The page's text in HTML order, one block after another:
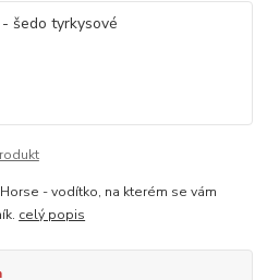
- vodítko, na kterém se vám
celý popis